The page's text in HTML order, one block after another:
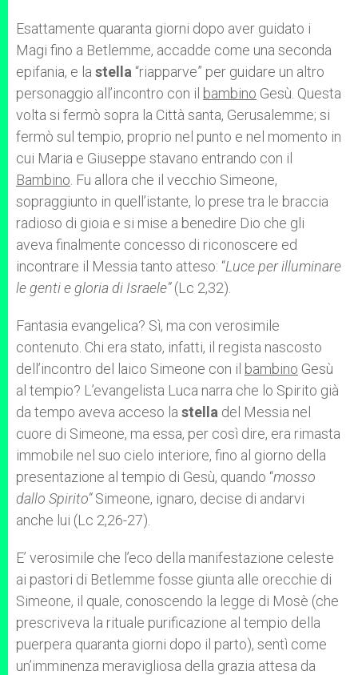
Esattamente quaranta giorni dopo aver guidato i
Magi fino a Betlemme, accadde come una seconda
epifania, e la stella “riapparve” per guidare un altro
personaggio all’incontro con il bambino Gesù. Questa
volta si fermò sopra la Città santa, Gerusalemme; si
fermò sul tempio, proprio nel punto e nel momento in
cui Maria e Giuseppe stavano entrando con il
Bambino . Fu allora che il vecchio Simeone,
sopraggiunto in quell’istante, lo prese tra le braccia
radioso di gioia e si mise a benedire Dio che gli
aveva finalmente concesso di riconoscere ed
incontrare il Messia tanto atteso: “Luce per illuminare
le genti e gloria di Israele”(Lc 2,32).
Fantasia evangelica? Sì, ma con verosimile
contenuto. Chi era stato, infatti, il regista nascosto
dell’incontro del laico Simeone con il bambino Gesù
al tempio? L’evangelista Luca narra che lo Spirito già
da tempo aveva acceso la stella del Messia nel
cuore di Simeone, ma essa, per così dire, era rimasta
immobile nel suo cielo interiore, fino al giorno della
presentazione al tempio di Gesù, quando “mosso
dallo Spirito”Simeone, ignaro, decise di andarvi
anche lui (Lc 2,26-27).
E’ verosimile che l’eco della manifestazione celeste
ai pastori di Betlemme fosse giunta alle orecchie di
Simeone, il quale, conoscendo la legge di Mosè (che
prescriveva la rituale purificazione al tempio della
puerpera quaranta giorni dopo il parto), sentì come
un’imminenza meravigliosa della grazia attesa da